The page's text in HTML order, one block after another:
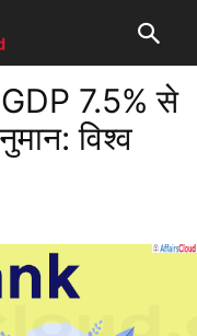
GDP 7.5% से
विश्व